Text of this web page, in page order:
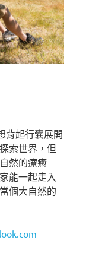
背起行囊展開
索世界，但
然的療癒
能一起走入
個大自然的